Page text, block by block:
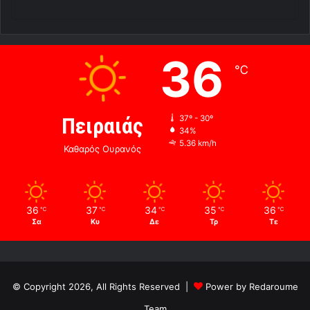
Πειραιάς
Καθαρός Ουρανός
36 ℃
37º - 30º
34%
5.36 km/h
36 ℃
Σα
37 ℃
Κυ
34 ℃
Δε
35 ℃
Τρ
36 ℃
Τε
© Copyright 2026, All Rights Reserved |
Power by Redaroume